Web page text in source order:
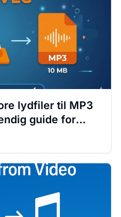
lydfiler til MP3
guide for